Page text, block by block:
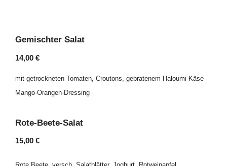
Gemischter Salat
14,00 €
mit getrockneten Tomaten, Croutons, gebratenem Haloumi-Käse
Mango-Orangen-Dressing
Rote-Beete-Salat
15,00 €
Rote Beete, versch. Salatblätter, Joghurt, Rotweinapfel,